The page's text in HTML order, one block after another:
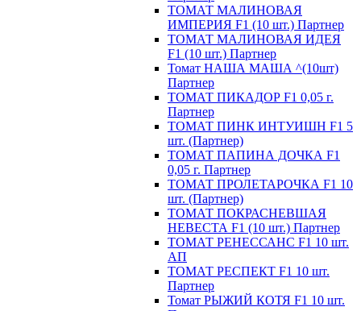
ТОМАТ МАЛИНОВАЯ
ИМПЕРИЯ F1 (10 шт.) Партнер
ТОМАТ МАЛИНОВАЯ ИДЕЯ
F1 (10 шт.) Партнер
Томат НАША МАША ^(10шт)
Партнер
ТОМАТ ПИКАДОР F1 0,05 г.
Партнер
ТОМАТ ПИНК ИНТУИШН F1 5
шт. (Партнер)
ТОМАТ ПАПИНА ДОЧКА F1
0,05 г. Партнер
ТОМАТ ПРОЛЕТАРОЧКА F1 10
шт. (Партнер)
ТОМАТ ПОКРАСНЕВШАЯ
НЕВЕСТА F1 (10 шт.) Партнер
ТОМАТ РЕНЕССАНС F1 10 шт.
АП
ТОМАТ РЕСПЕКТ F1 10 шт.
Партнер
Томат РЫЖИЙ КОТЯ F1 10 шт.